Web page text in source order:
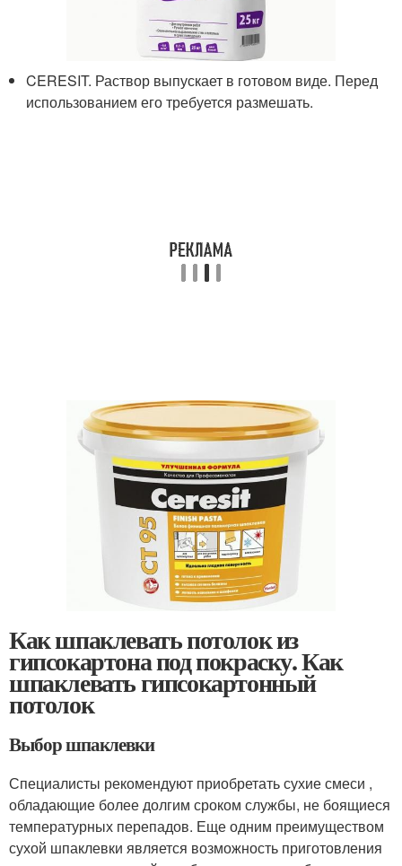
CERESIT. Раствор выпускает в готовом виде. Перед
использованием его требуется размешать.
Как шпаклевать потолок из
гипсокартона под покраску. Как
шпаклевать гипсокартонный
потолок
Выбор шпаклевки
Специалисты рекомендуют приобретать сухие смеси ,
обладающие более долгим сроком службы, не боящиеся
температурных перепадов. Еще одним преимуществом
сухой шпаклевки является возможность приготовления